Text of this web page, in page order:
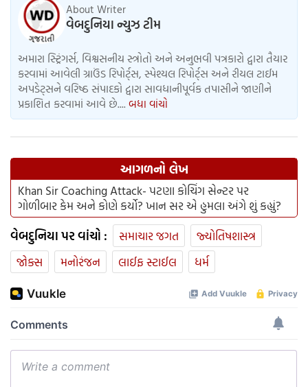
About Writer
વેબદુનિયા ન્યુઝ ટીમ
અમારા સ્ટ્રિંગર્સ, વિશ્વસનીય સ્ત્રોતો અને અનુભવી પત્રકારો દ્વારા તૈયાર
કરવામાં આવેલી ગ્રાઉંડ રિપોર્ટ્સ, સ્પેશ્યલ રિપોર્ટ્સ અને રીયલ ટાઈમ
અપડેટ્સને વરિષ્ઠ સંપાદકો દ્વારા સાવધાનીપૂર્વક તપાસીને જાણીને
પ્રકાશિત કરવામાં આવે છે.... બધા વાંચો
આગળનો લેખ
Khan Sir Coaching Attack- પટણા કોચિંગ સેન્ટર પર
ગોળીબાર કેમ અને કોણે કર્યો? ખાન ​​સર એ હુમલા અંગે શું કહ્યું?
વેબદુનિયા પર વાંચો : સમાચાર જગત
જ્યોતિષશાસ્ત્ર
જોક્સ
મનોરંજન લાઈફ સ્ટાઈલ ધર્મ